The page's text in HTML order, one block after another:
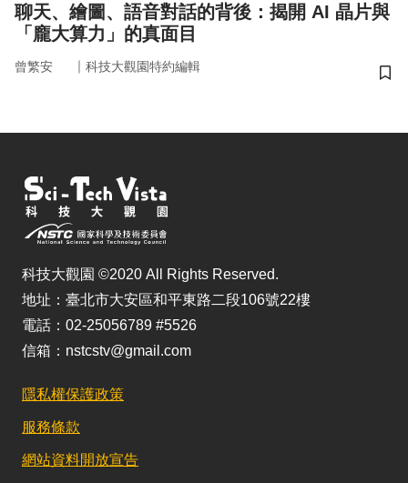
聊天、繪圖、語音對話的背後：揭開 AI 晶片與
「龐大算力」的真面目
曾繁安 ｜ 科技大觀園特約編輯
儲
科技大觀園 ©2020 All Rights Reserved.
地址：臺北市大安區和平東路二段106號22樓
電話：02-25056789 #5526
信箱：nstcstv@gmail.com
隱私權保護政策
服務條款
網站資料開放宣告